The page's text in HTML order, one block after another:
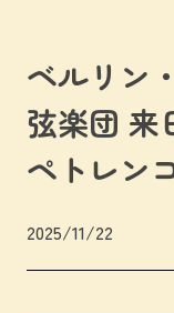
ベルリン
弦楽団 来
ペトレン
2025/11/22